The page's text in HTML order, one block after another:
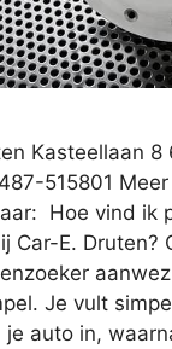
Kasteellaan 8
515801
Hoe vind ik
Car-E. Druten?
Je vult
je auto in,